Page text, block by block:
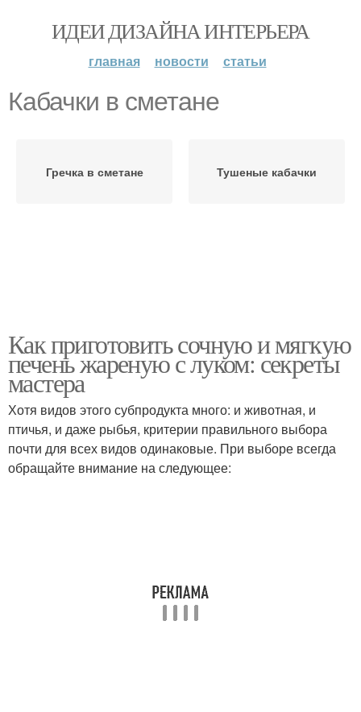
ИДЕИ ДИЗАЙНА ИНТЕРЬЕРА
главная новости статьи
Кабачки в сметане
Гречка в сметане Тушеные кабачки
Как приготовить сочную и мягкую
печень жареную с луком: секреты
мастера
Хотя видов этого субпродукта много: и животная, и
птичья, и даже рыбья, критерии правильного выбора
почти для всех видов одинаковые. При выборе всегда
обращайте внимание на следующее: